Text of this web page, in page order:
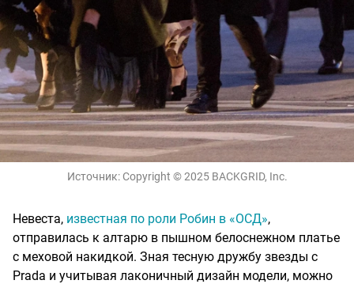
Источник: Copyright © 2025 BACKGRID, Inc.
Невеста, известная по роли Робин в «ОСД»,
отправилась к алтарю в пышном белоснежном платье
с меховой накидкой. Зная тесную дружбу звезды с
Prada и учитывая лаконичный дизайн модели, можно